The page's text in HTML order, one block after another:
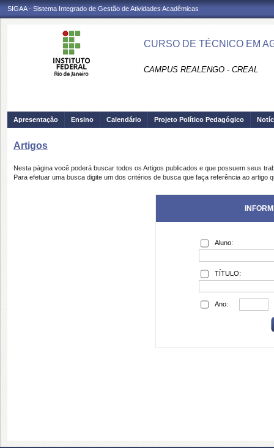
SIGAA - Sistema Integrado de Gestão de Atividades Acadêmicas
CURSO DE TÉCNICO EM
CAMPUS REALENGO - CREAL
Apresentação Ensino Calendário Projeto Político Pedagógico
Artigos
Nesta página você poderá buscar todos os Artigos publicados e que possuem seus
Para efetuar uma busca digite um dos critérios de busca que faça referência ao artigo
Aluno:
TÍTULO:
Ano: